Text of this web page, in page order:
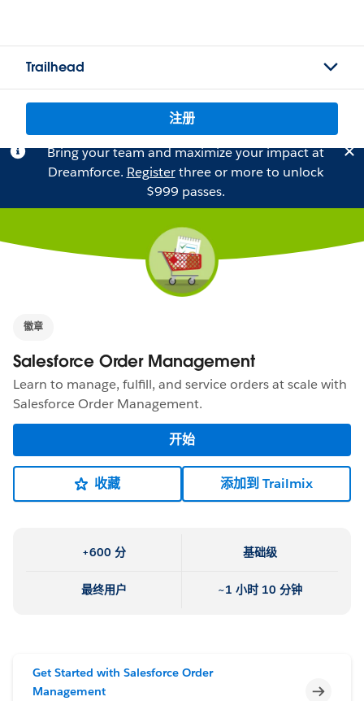
Trailhead
注册
Bring your team and maximize your impact at
Dreamforce. Registerthree or more to unlock
$999 passes.
徽章
Salesforce Order Management
Learn to manage, fulfill, and service orders at scale with
Salesforce Order Management.
开始
收藏 添加到 Trailmix
+600 分 基础级
最终用户 ~1 小时 10 分钟
Get Started with Salesforce Order
Management
不完整